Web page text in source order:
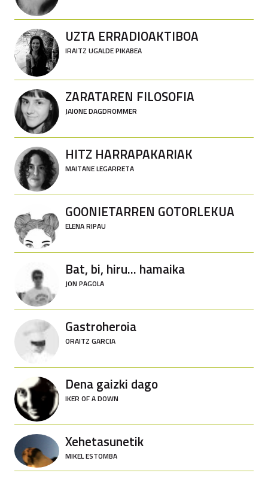
UZTA ERRADIOAKTIBOA
IRAITZ UGALDE PIKABEA
ZARATAREN FILOSOFIA
JAIONE DAGDROMMER
HITZ HARRAPAKARIAK
MAITANE LEGARRETA
GOONIETARREN GOTORLEKUA
ELENA RIPAU
Bat, bi, hiru... hamaika
JON PAGOLA
Gastroheroia
ORAITZ GARCIA
Dena gaizki dago
IKER OF A DOWN
Xehetasunetik
MIKEL ESTOMBA